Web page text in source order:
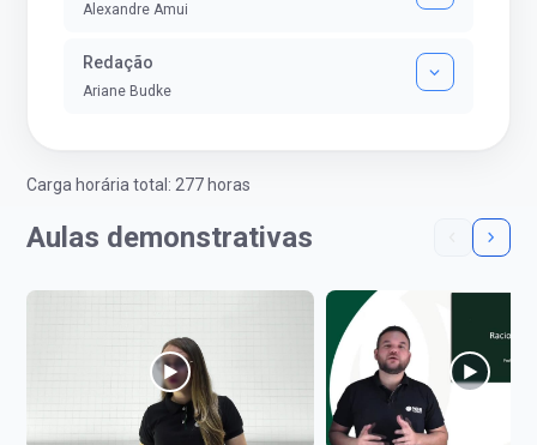
Alexandre Amui
Redação
Ariane Budke
Carga horária total: 277 horas
Aulas demonstrativas